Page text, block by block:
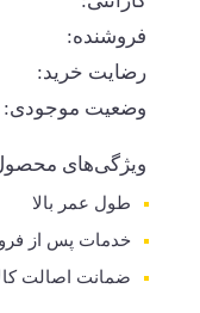
فروشنده:
رضایت خرید:
وضعیت موجودی:
ویژگی‌های
طول عمر بالا
خدمات پس از
ضمانت اصالت